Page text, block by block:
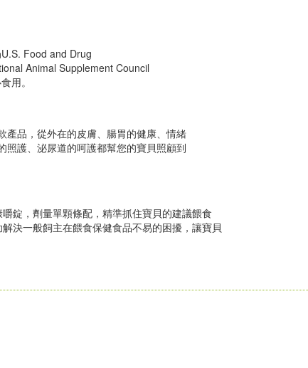
Food and Drug
Animal Supplement Council
用。
產品，從外在的皮膚、腸胃的健康、情緒
照護、泌尿道的呵護都幫您的寶貝照顧到
錠，劑量單顆條配，精準抓住寶貝的建議餵食
決一般飼主在餵食保健食品不易的困擾，讓寶貝